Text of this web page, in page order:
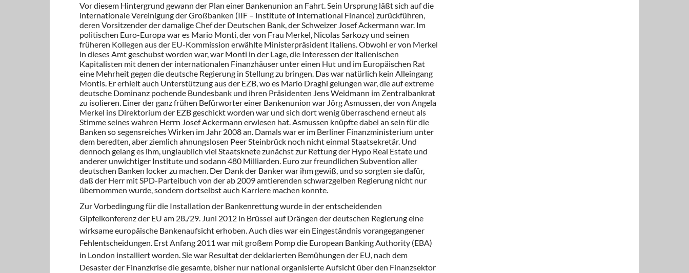
Vor diesem Hintergrund gewann der Plan einer Bankenunion an Fahrt. Sein Ursprung läßt sich auf die
internationale Vereinigung der Großbanken (IIF – Institute of International Finance) zurückführen,
deren Vorsitzender der damalige Chef der Deutschen Bank, der Schweizer Josef Ackermann war. Im
politischen Euro-Europa war es Mario Monti, der von Frau Merkel, Nicolas Sarkozy und seinen
früheren Kollegen aus der EU-Kommission erwählte Ministerpräsident Italiens. Obwohl er von Merkel
in dieses Amt geschubst worden war, war Monti in der Lage, die Interessen der italienischen
Kapitalisten mit denen der internationalen Finanzhäuser unter einen Hut und im Europäischen Rat
eine Mehrheit gegen die deutsche Regierung in Stellung zu bringen. Das war natürlich kein Alleingang
Montis. Er erhielt auch Unterstützung aus der EZB, wo es Mario Draghi gelungen war, die auf extreme
deutsche Dominanz pochende Bundesbank und ihren Präsidenten Jens Weidmann im Zentralbankrat
zu isolieren. Einer der ganz frühen Befürworter einer Bankenunion war Jörg Asmussen, der von Angela
Merkel ins Direktorium der EZB geschickt worden war und sich dort wenig überraschend erneut als
Stimme seines wahren Herrn Josef Ackermann erwiesen hat. Asmussen knüpfte dabei an sein für die
Banken so segensreiches Wirken im Jahr 2008 an. Damals war er im Berliner Finanzministerium unter
dem beredten, aber ziemlich ahnungslosen Peer Steinbrück noch nicht einmal Staatsekretär. Und
dennoch gelang es ihm, unglaublich viel Staatsknete zunächst zur Rettung der Hypo Real Estate und
anderer unwichtiger Institute und sodann 480 Milliarden. Euro zur freundlichen Subvention aller
deutschen Banken locker zu machen. Der Dank der Banker war ihm gewiß, und so sorgten sie dafür,
daß der Herr mit SPD-Parteibuch von der ab 2009 amtierenden schwarzgelben Regierung nicht nur
übernommen wurde, sondern dortselbst auch Karriere machen konnte.
Zur Vorbedingung für die Installation der Bankenrettung wurde in der entscheidenden
Gipfelkonferenz der EU am 28./29. Juni 2012 in Brüssel auf Drängen der deutschen Regierung eine
wirksame europäische Bankenaufsicht erhoben. Auch dies war ein Eingeständnis vorangegangener
Fehlentscheidungen. Erst Anfang 2011 war mit großem Pomp die European Banking Authority (EBA)
in London installiert worden. Sie war Resultat der deklarierten Bemühungen der EU, nach dem
Desaster der Finanzkrise die gesamte, bisher nur national organisierte Aufsicht über den Finanzsektor